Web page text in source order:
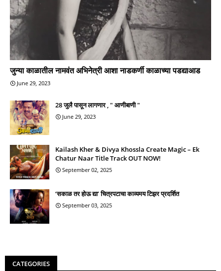
जुन्या काळातील नामवंत अभिनेत्री आशा नाडकर्णी काळाच्या पडद्याआड
June 29, 2023
28 जुलै पासून लागणार , " आणीबाणी "
June 29, 2023
Kailash Kher & Divya Khossla Create Magic – Ek
Chatur Naar Title Track OUT NOW!
September 02, 2025
‘सकाळ तर होऊ द्या’ चित्रपटाचा काव्यमय टिझर प्रदर्शित
September 03, 2025
CATEGORIES